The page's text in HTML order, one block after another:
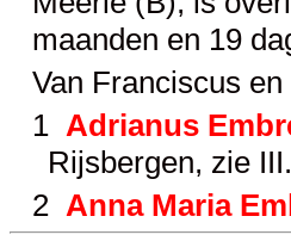
maanden en 19
Van Franciscus
1 Adrianus
Rijsbergen, zie III.
2 Anna Maria